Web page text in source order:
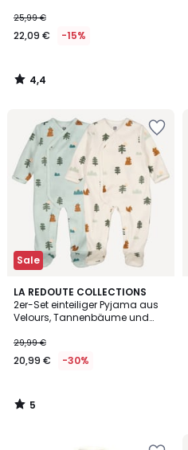
25,99 €
22,09 € -15%
4,4
/
Sale
LA REDOUTE COLLECTIONS
2er-Set einteiliger Pyjama aus
Velours, Tannenbäume und
29,99 €
20,99 € -30%
5
/
5
5
/